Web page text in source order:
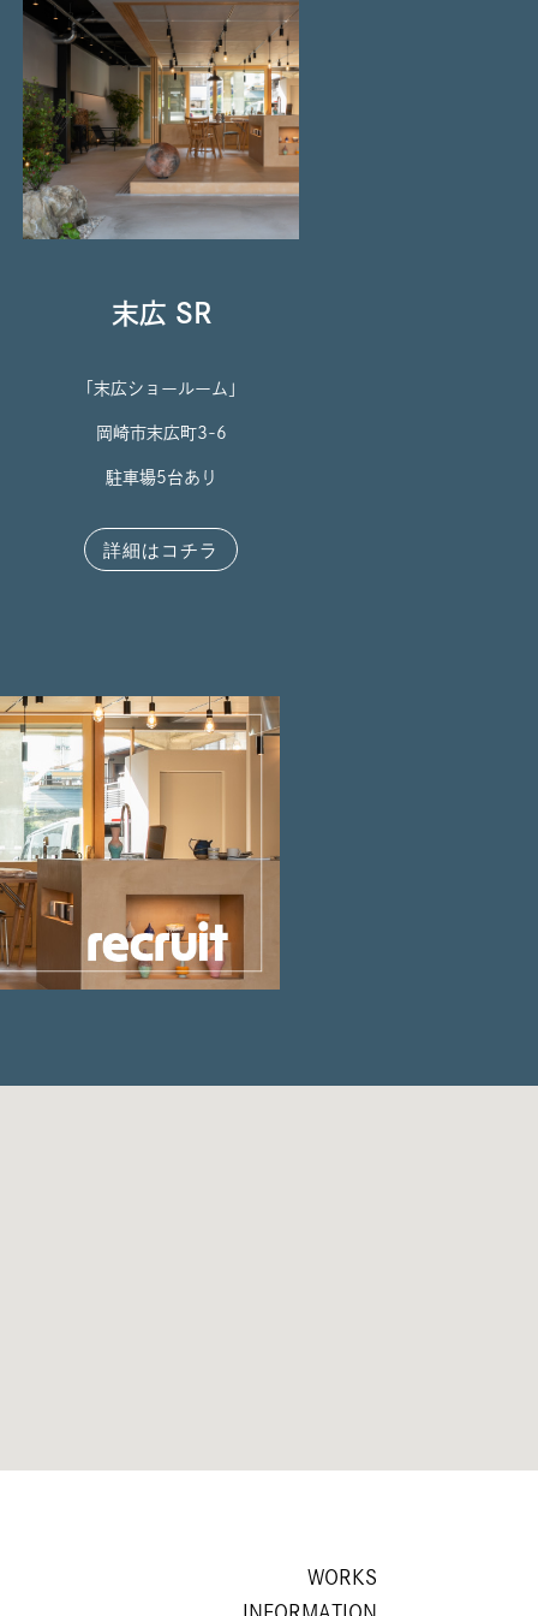
末広 SR
「末広ショールーム」
岡崎市末広町3-6
駐車場5台あり
詳細はコチラ
WORKS
INFORMATION